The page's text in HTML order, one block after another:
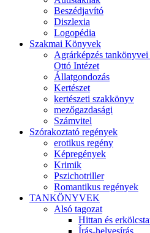
Beszédjavító
Diszlexia
Logopédia
Szakmai Könyvek
Agrárképzés
Ottó Intézet
Állatgondozás
Kertészet
kertészeti szakkönyv
mezőgazdasági
Számvitel
Szórakoztató regények
erotikus regény
Képregények
Krimik
Pszichotriller
Romantikus regények
TANKÖNYVEK
Alsó tagozat
Hittan és
Írás-helyesírás